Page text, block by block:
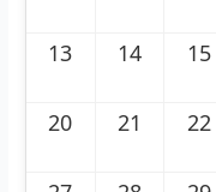
13 14 15
20 21 22